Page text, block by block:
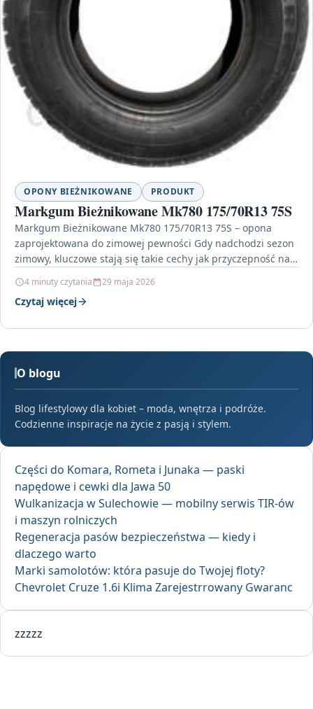
OPONY BIEŻNIKOWANE PRODUKT
Markgum Bieżnikowane Mk780 175/70R13 75S
Markgum Bieżnikowane Mk780 175/70R13 75S – opona
zaprojektowana do zimowej pewności Gdy nadchodzi sezon
zimowy, kluczowe stają się takie cechy jak przyczepność na
4 minuty czytania 29 maja 2026
Czytaj więcej
O blogu
Blog lifestylowy dla kobiet – moda, wnętrza i podróże.
Codzienne inspiracje na życie z pasją i stylem.
Części do Komara, Rometa i Junaka — paski
napędowe i cewki dla Jawa 50
Wulkanizacja w Sulechowie — mobilny serwis TIR-ów
i maszyn rolniczych
Regeneracja pasów bezpieczeństwa — kiedy i
dlaczego warto
Marki samolotów: która pasuje do Twojej floty?
Chevrolet Cruze 1.6i Klima Zarejestrrowany Gwaranc
zzzzz